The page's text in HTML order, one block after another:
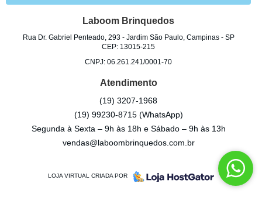
Laboom Brinquedos
Rua Dr. Gabriel Penteado, 293- Jardim São Paulo, Campinas- SP
CEP: 13015-215
CNPJ: 06.261.241/0001-70
Atendimento
(19) 3207-1968
(19) 99230-8715 (WhatsApp)
Segunda à Sexta – 9h às 18h e Sábado – 9h às 13h
vendas@laboombrinquedos.com.br
LOJA VIRTUAL CRIADA POR